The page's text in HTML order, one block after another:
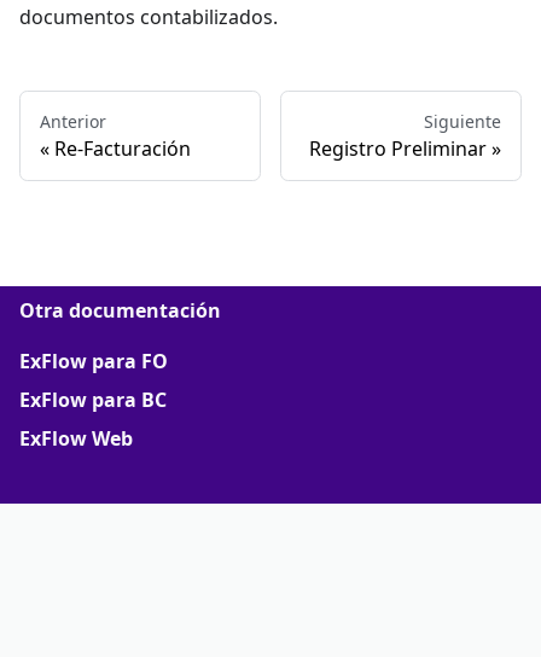
documentos contabilizados.
Anterior
Re-Facturación
Siguiente
Registro Preliminar
Otra documentación
ExFlow para FO
ExFlow para BC
ExFlow Web